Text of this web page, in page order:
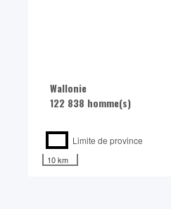
Wallonie
122 838 homme(s)
Limite de province
10 km